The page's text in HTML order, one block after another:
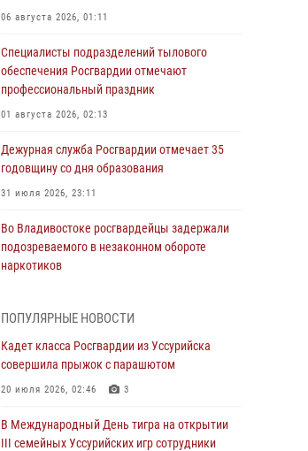
06 августа 2026, 01:11
Специалисты подразделений тылового
обеспечения Росгвардии отмечают
профессиональный праздник
01 августа 2026, 02:13
Дежурная служба Росгвардии отмечает 35
годовщину со дня образования
31 июля 2026, 23:11
Во Владивостоке росгвардейцы задержали
подозреваемого в незаконном обороте
наркотиков
Вопрос противодействия незаконному
обороту оружия рассмотрели на заседании
антитеррористической комиссии
Во Владивостоке во дворе жилого дома
ПОПУЛЯРНЫЕ НОВОСТИ
Кадет класса Росгвардии из Уссурийска
совершила прыжок с парашютом
20 июля 2026, 02:46 3
В Международный День тигра на открытии
III семейных Уссурийских игр сотрудники